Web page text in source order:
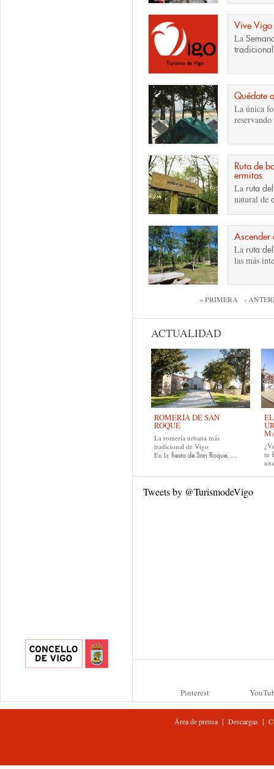
Vive Vigo
La
Quédate
La única
Ruta de
ermitas
La ruta
natural de
Ascender
La ruta
las más
« PRIMERA ‹
ACTUALIDAD
ROMERÍA DE SAN
ROQUE
La romería urbana más
tradicional de Vigo
En la fiesta de San Roque, ...
tu
Tweets by @TurismodeVigo
Pinterest
Área de prensa| Descargas|